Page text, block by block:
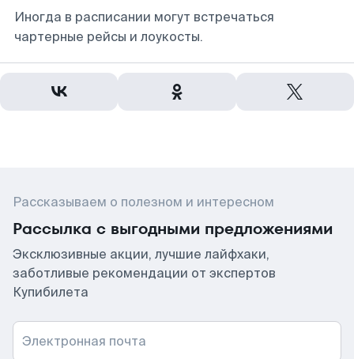
Иногда в расписании могут встречаться
чартерные рейсы и лоукосты.
Рассказываем о полезном и интересном
Рассылка с выгодными предложениями
Эксклюзивные акции, лучшие лайфхаки,
заботливые рекомендации от экспертов
Купибилета
Электронная почта